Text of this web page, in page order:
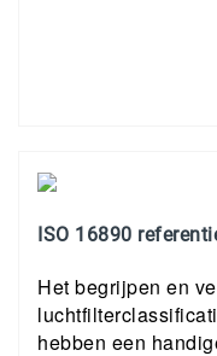
ISO 16890
Het begrijpen en
hebben een